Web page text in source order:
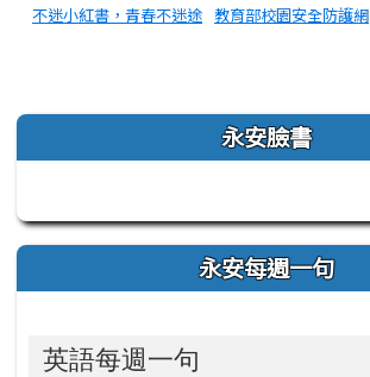
不迷小紅書，青春不迷途 教育部校園安全防護網
左邊區域內容 永安臉書
永安每週一句
英語每週一句